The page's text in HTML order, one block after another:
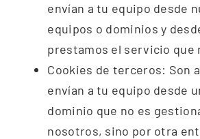
envían a tu equipo desde
equipos o dominios y
prestamos el servicio que
Cookies de terceros: Son
envían a tu equipo desde
dominio que no es
nosotros, sino por otra